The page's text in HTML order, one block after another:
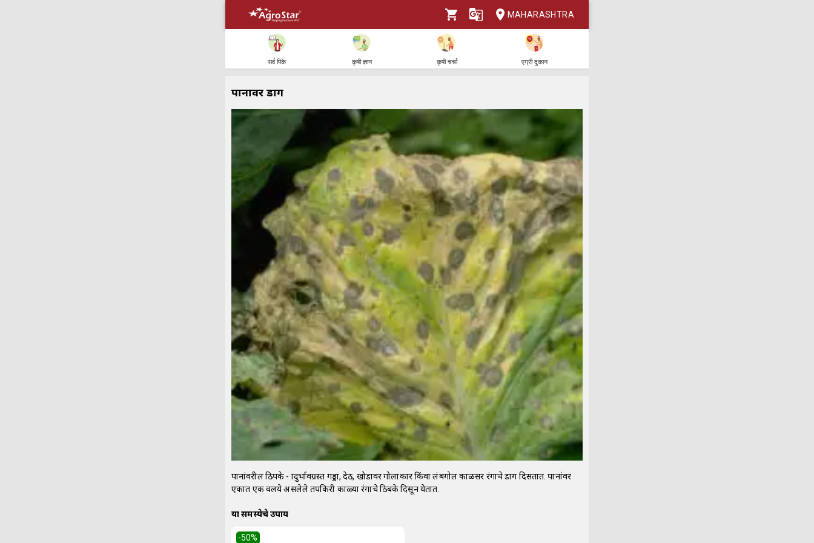
MAHARASHTRA
सर्व पिके कृषी ज्ञान कृषी चर्चा एग्री दुकान
पानावर डाग
पानांवरील ठिपके - प्रादुर्भावग्रस्त गड्डा, देठ, खोडावर गोलाकार किंवा लंबगोल काळसर रंगाचे डाग दिसतात. पानांवर
एकात एक वलये असलेले तपकिरी काळ्या रंगाचे ठिबके दिसून येतात.
या समस्येचे उपाय
-50%